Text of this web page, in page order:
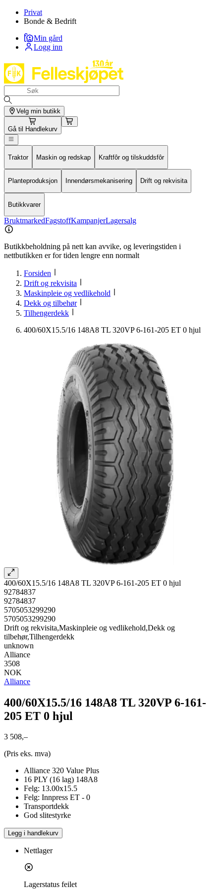
Privat
Bonde & Bedrift
Min gård
Logg inn
Velg min butikk
Gå til Handlekurv
Traktor Maskin og redskap Kraftfôr og tilskuddsfôr
Planteproduksjon Innendørsmekanisering Drift og rekvisita
Butikkvarer
BruktmarkedFagstoffKampanjerLagersalg
Butikkbeholdning på nett kan avvike, og leveringstiden i
nettbutikken er for tiden lengre enn normalt
Forsiden
Drift og rekvisita
Maskinpleie og vedlikehold
Dekk og tilbehør
Tilhengerdekk
400/60X15.5/16 148A8 TL 320VP 6-161-205 ET 0 hjul
400/60X15.5/16 148A8 TL 320VP 6-161-205 ET 0 hjul
92784837
92784837
5705053299290
5705053299290
Drift og rekvisita,Maskinpleie og vedlikehold,Dekk og
tilbehør,Tilhengerdekk
unknown
Alliance
3508
NOK
Alliance
400/60X15.5/16 148A8 TL 320VP 6-161-
205 ET 0 hjul
3 508,–
(Pris eks. mva)
Alliance 320 Value Plus
16 PLY (16 lag) 148A8
Felg: 13.00x15.5
Felg: Innpress ET - 0
Transportdekk
God slitestyrke
Legg i handlekurv
Nettlager
Lagerstatus feilet